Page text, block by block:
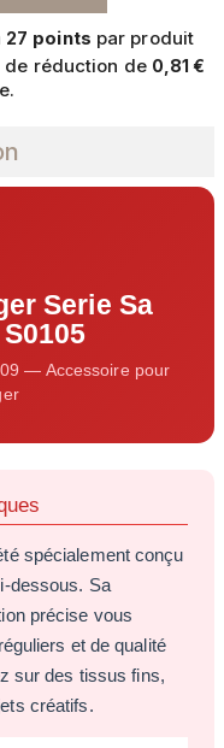
27 points par produit
de réduction de 0,81 €
Serie Sa
— Accessoire pour
spécialement conçu
dessous. Sa
précise vous
et de qualité
sur des tissus fins,
créatifs.